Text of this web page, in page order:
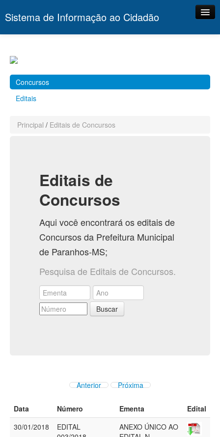
Sistema de Informação ao Cidadão
Concursos
Editais
Principal / Editais de Concursos
Editais de
Concursos
Aqui você encontrará os editais de
Concursos da Prefeitura Municipal
de Paranhos-MS;
Pesquisa de Editais de Concursos.
Buscar
Anterior Próxima
Data Número Ementa
Edital
30/01/2018
EDITAL
ANEXO ÚNICO AO